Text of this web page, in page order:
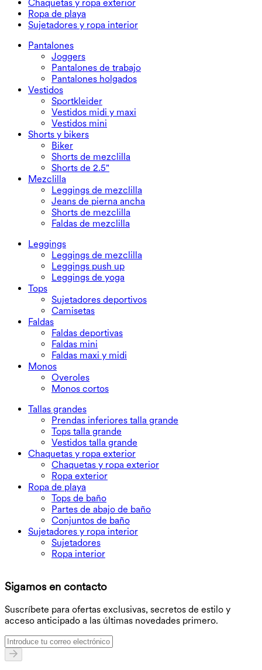
Faldas maxi y midi
Monos cortos
Prendas inferiores talla grande
Tops talla grande
Vestidos talla grande
Chaquetas y ropa exterior
Chaquetas y ropa exterior
Chaquetas y ropa exterior
Ropa exterior
Ropa de playa
Ropa de playa
Tops de baño
Partes de abajo de baño
Conjuntos de baño
Sujetadores y ropa interior
Sujetadores y ropa interior
Sujetadores
Ropa interior
Pantalones
Joggers
Pantalones de trabajo
Pantalones holgados
Vestidos
Sportkleider
Vestidos midi y maxi
Vestidos mini
Shorts y bikers
Biker
Shorts de mezclilla
Shorts de 2.5"
Mezclilla
Leggings de mezclilla
Jeans de pierna ancha
Shorts de mezclilla
Faldas de mezclilla
Leggings
Leggings de mezclilla
Leggings push up
Leggings de yoga
Tops
Sujetadores deportivos
Camisetas
Faldas
Faldas deportivas
Faldas mini
Faldas maxi y midi
Monos
Overoles
Monos cortos
Tallas grandes
Prendas inferiores talla grande
Tops talla grande
Vestidos talla grande
Chaquetas y ropa exterior
Chaquetas y ropa exterior
Ropa exterior
Ropa de playa
Tops de baño
Partes de abajo de baño
Conjuntos de baño
Sujetadores y ropa interior
Sujetadores
Ropa interior
Sigamos en contacto
Suscríbete para ofertas exclusivas, secretos de estilo y
acceso anticipado a las últimas novedades primero.